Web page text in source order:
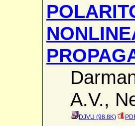
A.V.,
DJVU (98.8K)